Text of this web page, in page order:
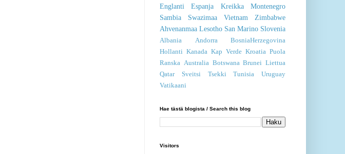
Englanti
Espanja Kreikka
Montenegro
Sambia
Swazimaa Vietnam
Zimbabwe
Ahvenanmaa Lesotho San Marino Slovenia
Albania Andorra
BosniaHerzegovina
Hollanti Kanada Kap Verde Kroatia Puola
Ranska Australia Botswana Brunei Liettua
Qatar
Sveitsi Tsekki Tunisia
Uruguay
Vatikaani
Hae tästä blogista / Search this blog
Visitors